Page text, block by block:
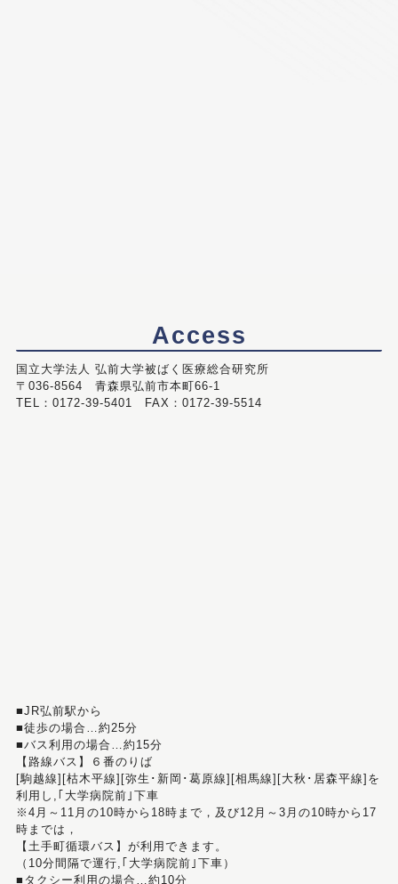
Access
国立大学法人 弘前大学被ばく医療総合研究所
〒036-8564 青森県弘前市本町66-1
TEL：0172-39-5401 FAX：0172-39-5514
■JR弘前駅から
■徒歩の場合…約25分
■バス利用の場合…約15分
【路線バス】６番のりば
[駒越線][枯木平線][弥生･新岡･葛原線][相馬線][大秋･居森平線]を
利用し,｢大学病院前｣下車
※4月～11月の10時から18時まで，及び12月～3月の10時から17
時までは，
【土手町循環バス】が利用できます。
（10分間隔で運行,｢大学病院前｣下車）
■タクシー利用の場合…約10分